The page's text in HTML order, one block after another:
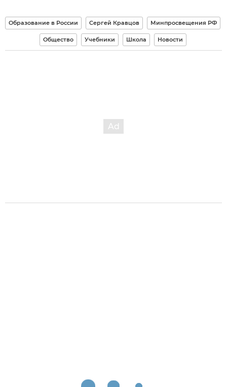
Образование в России Сергей Кравцов Минпросвещения РФ
Общество Учебники Школа Новости